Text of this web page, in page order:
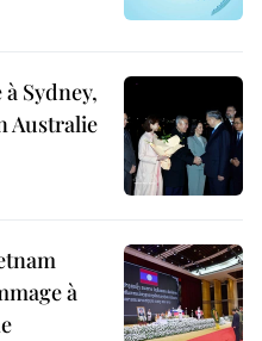
Sydney,
Australie
à